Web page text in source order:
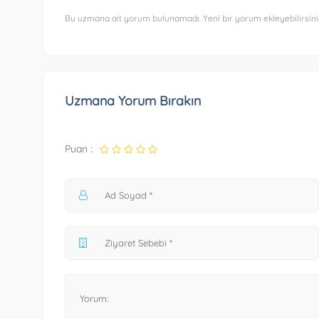
Bu uzmana ait yorum bulunamadı. Yeni bir yorum
Uzmana Yorum Bırakın
Puan :